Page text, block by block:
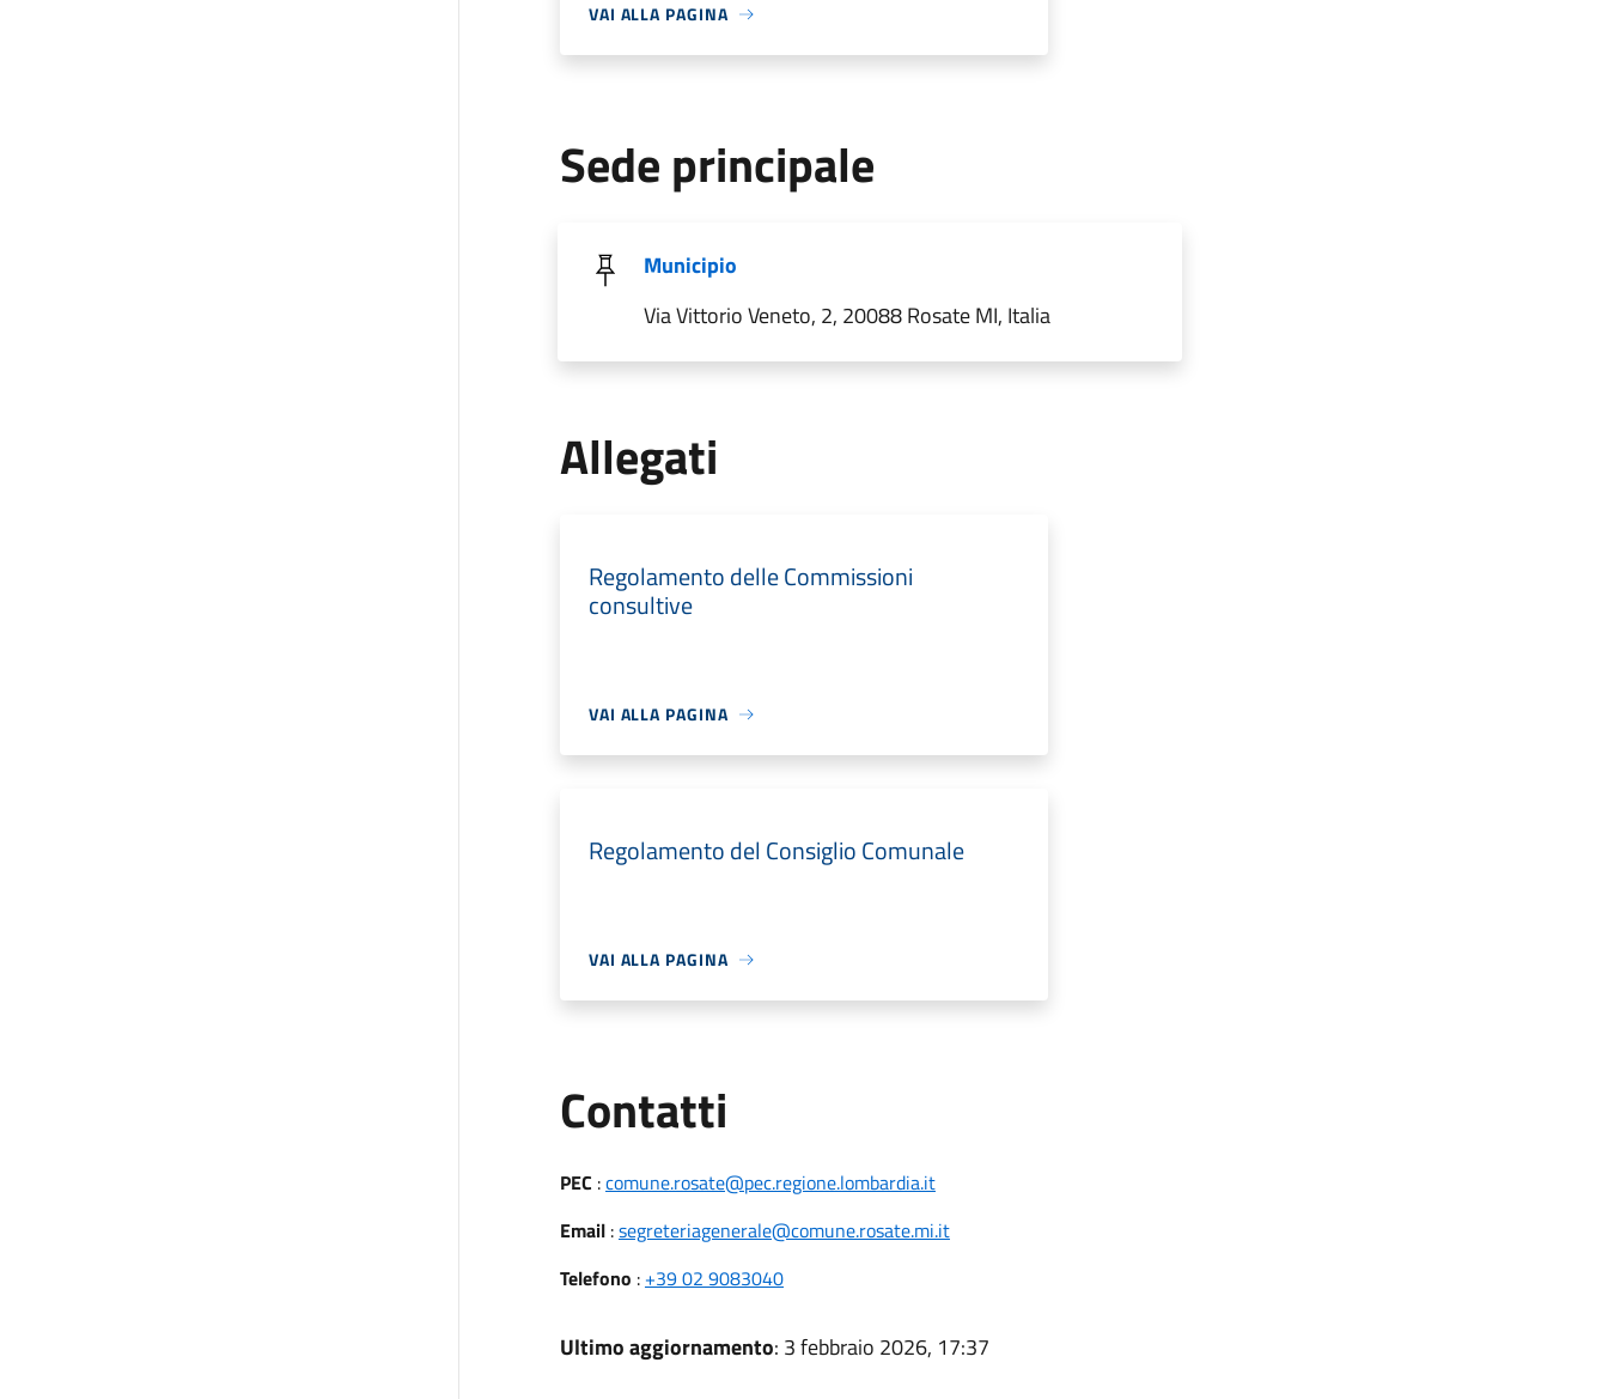
VAI ALLA PAGINA
Sede principale
Municipio
Via Vittorio Veneto, 2, 20088 Rosate MI, Italia
Allegati
Regolamento delle Commissioni
consultive
VAI ALLA PAGINA
Regolamento del Consiglio Comunale
VAI ALLA PAGINA
Contatti
PEC :comune.rosate@pec.regione.lombardia.it
Email:segreteriagenerale@comune.rosate.mi.it
Telefono : +39 02 9083040
Ultimo aggiornamento: 3 febbraio 2026, 17:37